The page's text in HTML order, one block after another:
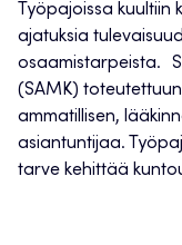
Työpajoissa kuultiin
ajatuksia
osaamistarpeista.
(SAMK)
ammatillisen,
asiantuntijaa.
tarve kehittää